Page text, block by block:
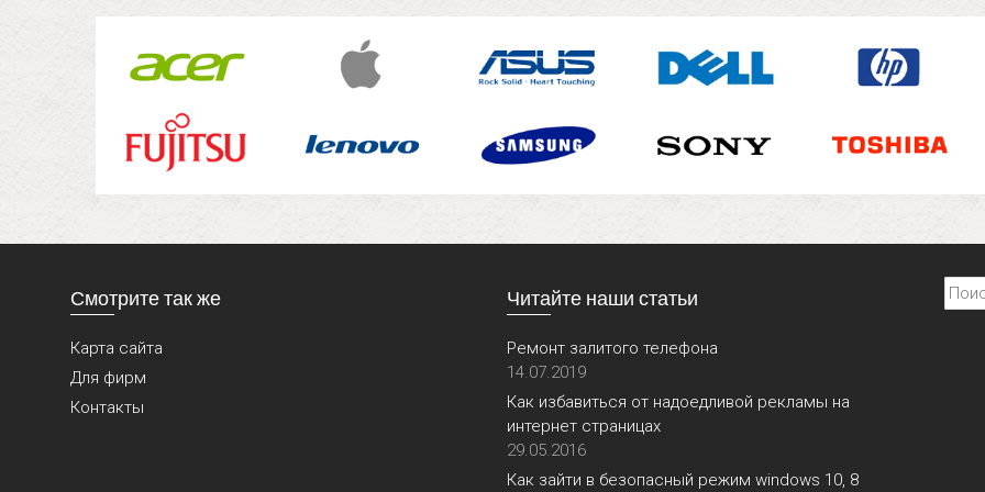
Смотрите так же
Карта сайта
Для фирм
Контакты
Читайте наши статьи
Ремонт залитого телефона
14.07.2019
Как избавиться от надоедливой рекламы на
интернет страницах
29.05.2016
Как зайти в безопасный режим windows 10, 8